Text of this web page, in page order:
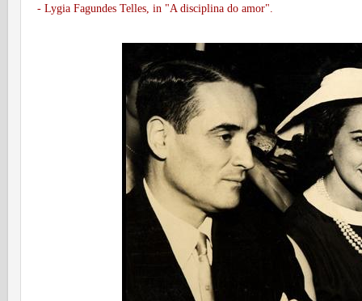
- Lygia Fagundes Telles, in "A disciplina do amor".